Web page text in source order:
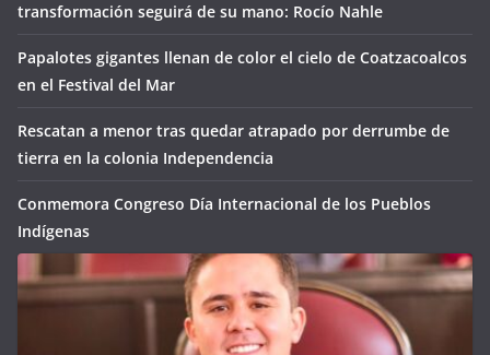
transformación seguirá de su mano: Rocío Nahle
Papalotes gigantes llenan de color el cielo de Coatzacoalcos
en el Festival del Mar
Rescatan a menor tras quedar atrapado por derrumbe de
tierra en la colonia Independencia
Conmemora Congreso Día Internacional de los Pueblos
Indígenas